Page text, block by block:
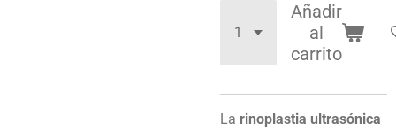
Añadir
al
carrito
La rinoplastia ultrasónica